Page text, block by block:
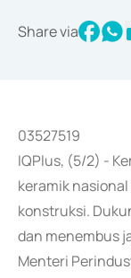
Share via
03527519
IQPlus, (5/2) -
keramik
konstruksi.
dan menembus
Menteri